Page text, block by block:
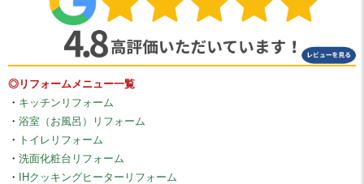
◎リフォームメニュー一覧
・ キッチンリフォーム
・ 浴室（お風呂）リフォーム
・ トイレリフォーム
・ 洗面化粧台リフォーム
・
IHクッキングヒーターリフォーム